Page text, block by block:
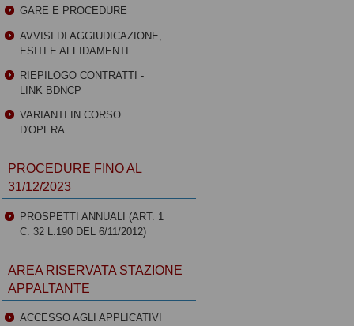
GARE E PROCEDURE
AVVISI DI AGGIUDICAZIONE,
ESITI E AFFIDAMENTI
RIEPILOGO CONTRATTI -
LINK BDNCP
VARIANTI IN CORSO
D'OPERA
PROCEDURE FINO AL
31/12/2023
PROSPETTI ANNUALI (ART. 1
C. 32 L.190 DEL 6/11/2012)
AREA RISERVATA STAZIONE
APPALTANTE
ACCESSO AGLI APPLICATIVI